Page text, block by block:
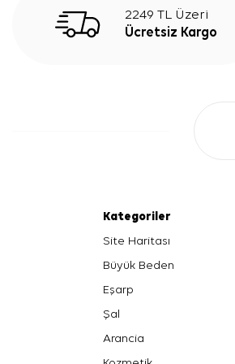
2249 TL Üzeri
Ücretsiz Kargo
Kategoriler
Site Haritası
Büyük Beden
Eşarp
Şal
Arancia